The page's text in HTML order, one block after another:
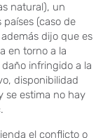
natural), un
(caso de
dijo que es
en torno a la
infringido a la
disponibilidad
se estima no hay
el conflicto o